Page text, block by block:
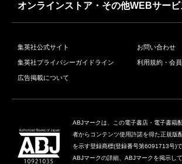
オンラインストア・その他WEBサービ
集英社公式サイト お問い合わせ
集英社プライバシーガイドライン 利用規約・会
広告掲載について
ABJマークは、この電子書店・電子書籍
者からコンテンツ使用許諾を得た正規版
を示す登録商標(登録番号第6091713号)で
ABJマークの詳細、ABJマークを掲示し